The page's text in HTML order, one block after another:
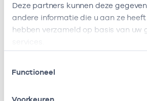
Deze partners kunnen deze
andere informatie die u aan ze
hebben verzameld op basis van uw
Functioneel
Voorkeuren
Huisartsenpost
Haarlemmermeer
(MTO
Stichting